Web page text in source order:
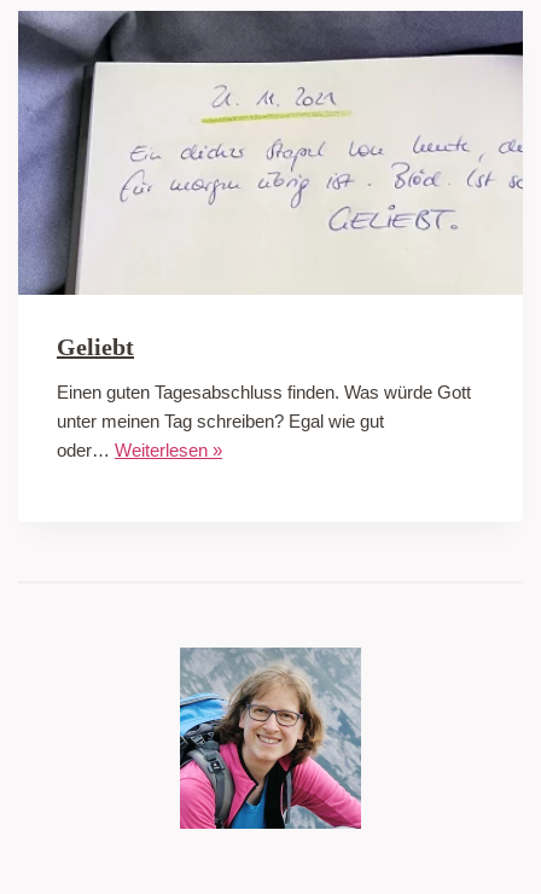
Geliebt
Einen guten Tagesabschluss finden. Was würde Gott
unter meinen Tag schreiben? Egal wie gut
oder… Weiterlesen »